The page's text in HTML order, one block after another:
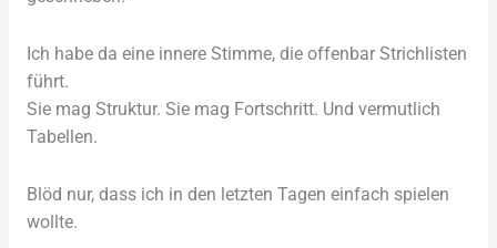
Ich habe da eine innere Stimme, die offenbar Strichlisten
führt.
Sie mag Struktur. Sie mag Fortschritt. Und vermutlich
Tabellen.
Blöd nur, dass ich in den letzten Tagen einfach spielen
wollte.